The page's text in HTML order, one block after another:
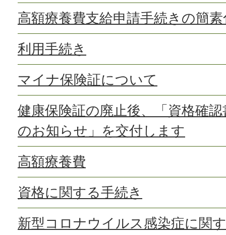
高額療養費支給申請手続きの簡
利用手続き
マイナ保険証について
健康保険証の廃止後、「資格確
のお知らせ」を交付します
高額療養費
資格に関する手続き
新型コロナウイルス感染症に関